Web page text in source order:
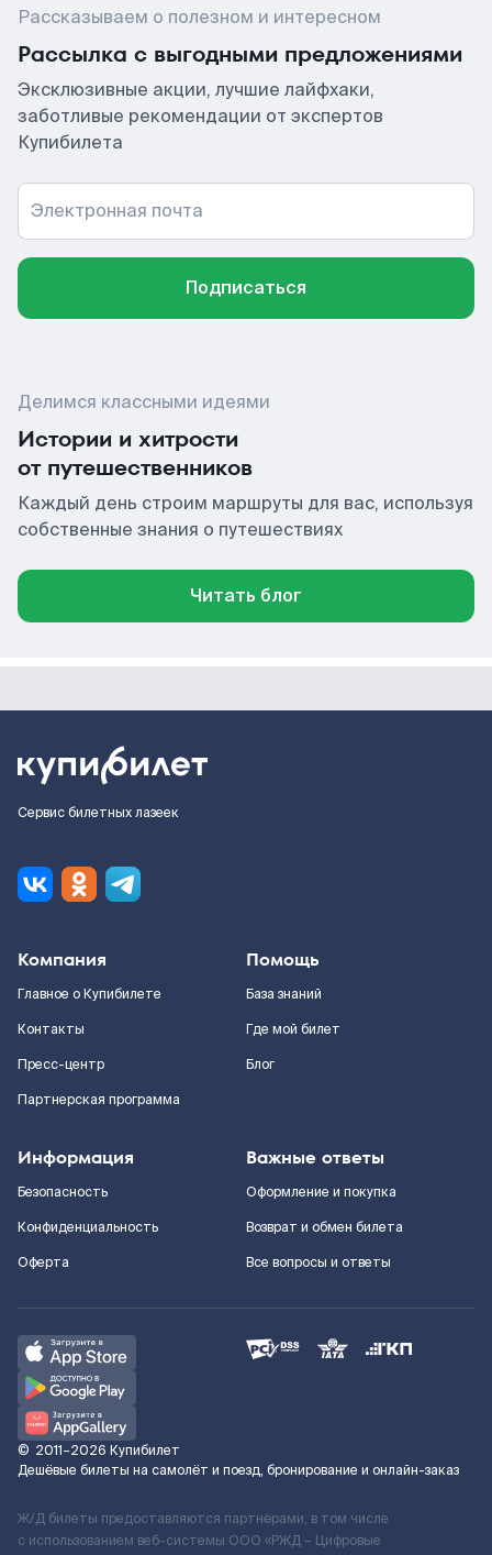
Рассказываем о полезном и интересном
Рассылка с выгодными предложениями
Эксклюзивные акции, лучшие лайфхаки,
заботливые рекомендации от экспертов
Купибилета
Электронная почта
Подписаться
Делимся классными идеями
Истории и хитрости
от путешественников
Каждый день строим маршруты для вас, используя
собственные знания о путешествиях
Читать блог
Сервис билетных лазеек
Компания
Главное о Купибилете
Контакты
Пресс-центр
Партнерская программа
Помощь
База знаний
Где мой билет
Блог
Информация
Безопасность
Конфиденциальность
Оферта
Важные ответы
Оформление и покупка
Возврат и обмен билета
Все вопросы и ответы
© 2011–2026 Купибилет
Дешёвые билеты на самолёт и поезд, бронирование и онлайн-заказ
Ж/Д билеты предоставляются партнёрами, в том числе
с использованием веб-системы ООО «РЖД – Цифровые